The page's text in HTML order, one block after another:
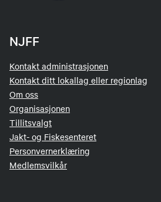
NJFF
Kontakt administrasjonen
Kontakt ditt lokallag eller regionlag
Om oss
Organisasjonen
Tillitsvalgt
Jakt- og Fiskesenteret
Personvernerklæring
Medlemsvilkår